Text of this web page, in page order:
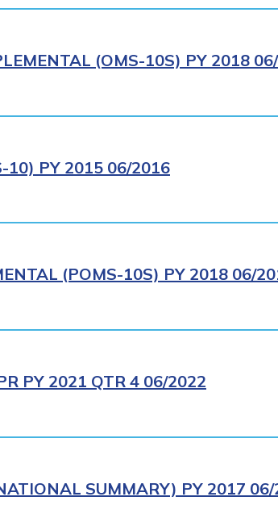
(OMS-10S) PY 2018
10) PY 2015 06/2016
(POMS-10S) PY 2018 06/
PY 2021 QTR 4 06/2022
SUMMARY) PY 2017